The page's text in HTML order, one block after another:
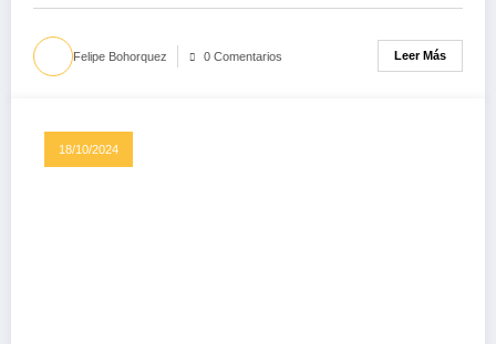
Felipe Bohorquez 0 Comentarios Leer Más
18/10/2024